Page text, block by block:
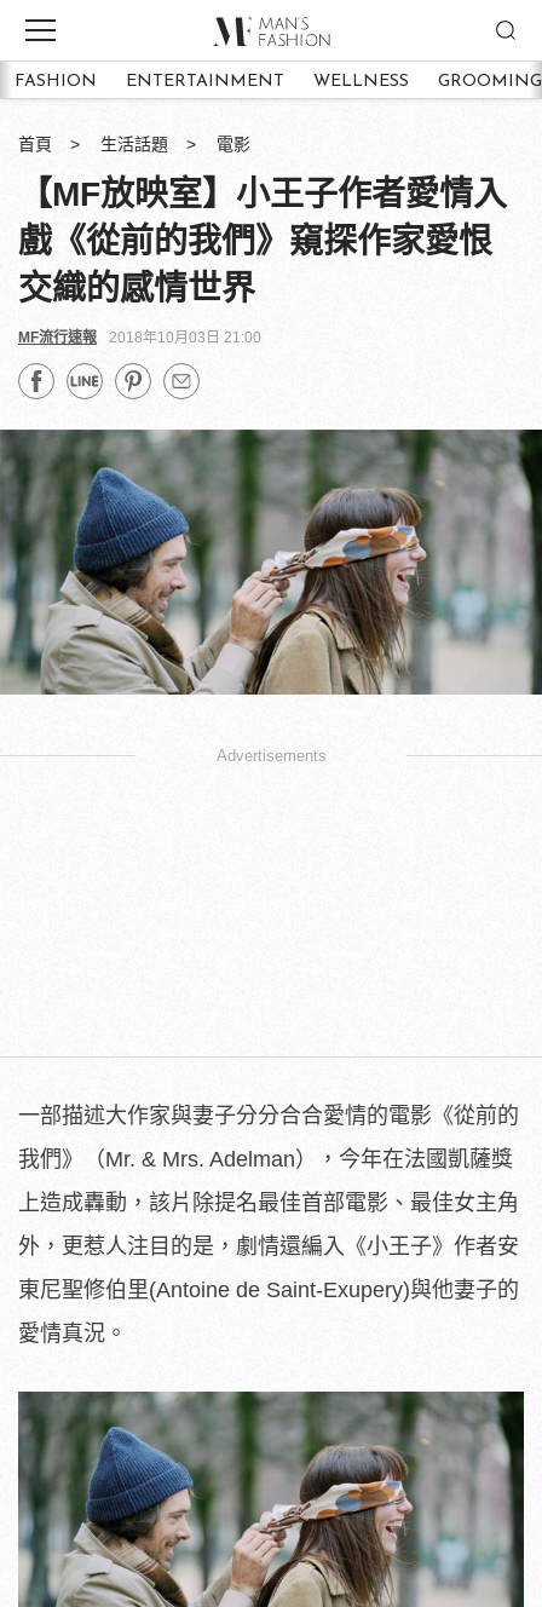
FASHION ENTERTAINMENT WELLNESS GROOMING
首頁 生活話題 電影
【MF放映室】小王子作者愛情入
戲《從前的我們》窺探作家愛恨
交織的感情世界
MF流行速報 2018年10月03日 21:00
Advertisements
一部描述大作家與妻子分分合合愛情的電影《從前的
我們》（Mr. & Mrs. Adelman），今年在法國凱薩獎
上造成轟動，該片除提名最佳首部電影、最佳女主角
外，更惹人注目的是，劇情還編入《小王子》作者安
東尼聖修伯里(Antoine de Saint-Exupery)與他妻子的
愛情真況。